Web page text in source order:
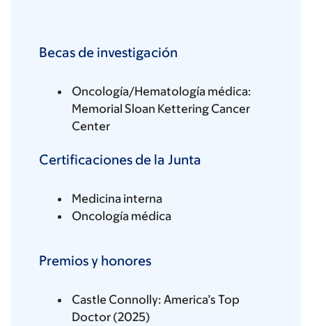
Becas de investigación
Oncología/Hematología médica:
Memorial Sloan Kettering Cancer
Center
Certificaciones de la Junta
Medicina interna
Oncología médica
Premios y honores
Castle Connolly: America’s Top
Doctor (2025)